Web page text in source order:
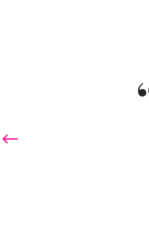
I strive for
design:
Great
Senior